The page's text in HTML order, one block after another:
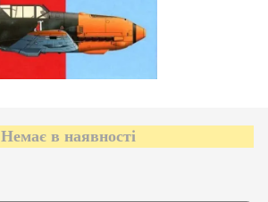
Немає в наявності